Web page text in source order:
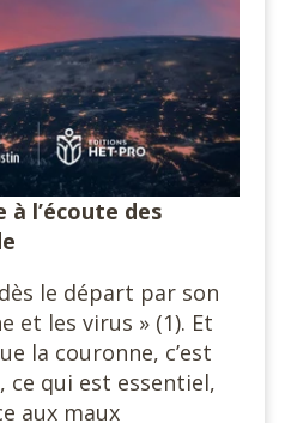
l’écoute des
le départ par son
et les virus » (1). Et
la couronne, c’est
ce qui est essentiel,
aux maux